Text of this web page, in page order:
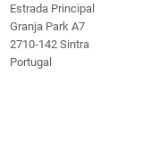
Estrada Principal
Granja Park A7
2710-142 Sintra
Portugal